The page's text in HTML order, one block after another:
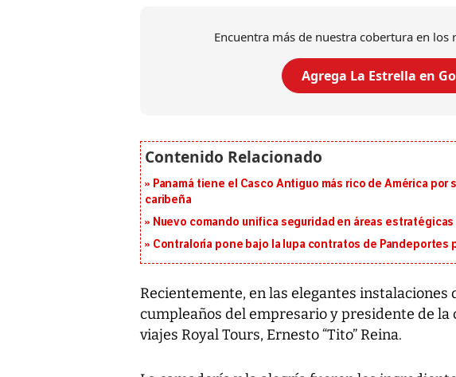
Encuentra más de nuestra cobertura en los
Agrega La Estrella en
Panamá tiene el Casco Antiguo más rico de América
caribeña
Nuevo comando unifica seguridad en áreas estratégicas
Contraloría pone bajo la lupa contratos de Pandeportes
Recientemente, en las elegantes
cumpleaños del empresario y presidente de la
viajes Royal Tours, Ernesto “Tito” Reina.